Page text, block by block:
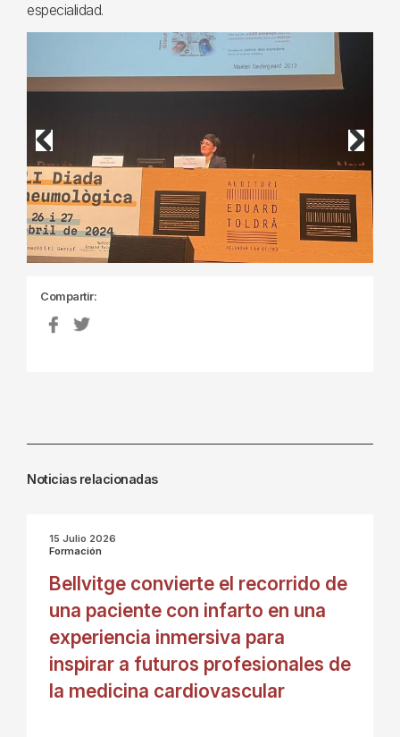
especialidad.
Previous Next
Compartir:
Noticias relacionadas
15 Julio 2026
Formación
Bellvitge convierte el recorrido de
una paciente con infarto en una
experiencia inmersiva para
inspirar a futuros profesionales de
la medicina cardiovascular